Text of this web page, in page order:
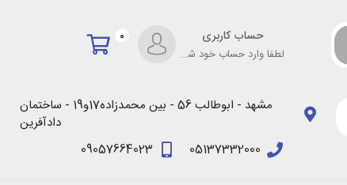
حساب کاربری
لطفا وارد حساب خود شوید!
0
مشهد - ابوطالب 56 - بین محمدزاده17و19 - ساختمان
دادآفرین
05137332000
09057664023